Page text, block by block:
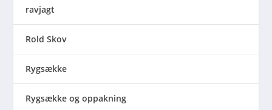
ravjagt
Rold Skov
Rygsække
Rygsække og oppakning